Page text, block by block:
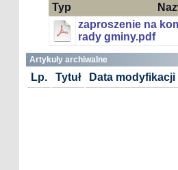
Typ
zaproszenie na
rady gminy.pdf
Artykuły archiwalne
Lp. Tytuł Data modyfikacji